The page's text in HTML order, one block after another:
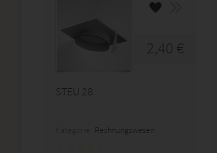
2,40 €
STEU 28
Rechnungswesen